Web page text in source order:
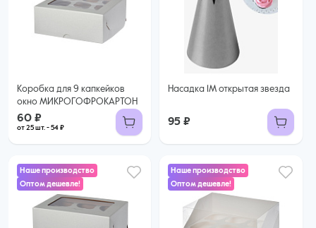
Коробка для 9 капкейков
окно МИКРОГОФРОКАРТОН
60 ₽
от 25 шт. - 54 ₽
54 ₽ за шт. при заказе от 25 шт.
Купить оптом
Насадка 1М открытая звезда
95 ₽
Наше производство
Оптом дешевле!
Наше производство
Оптом дешевле!